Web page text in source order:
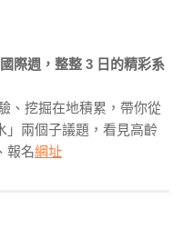
際週，整整 3 日的精彩系
、挖掘在地積累，帶你從
」兩個子議題，看見高齡
報名網址